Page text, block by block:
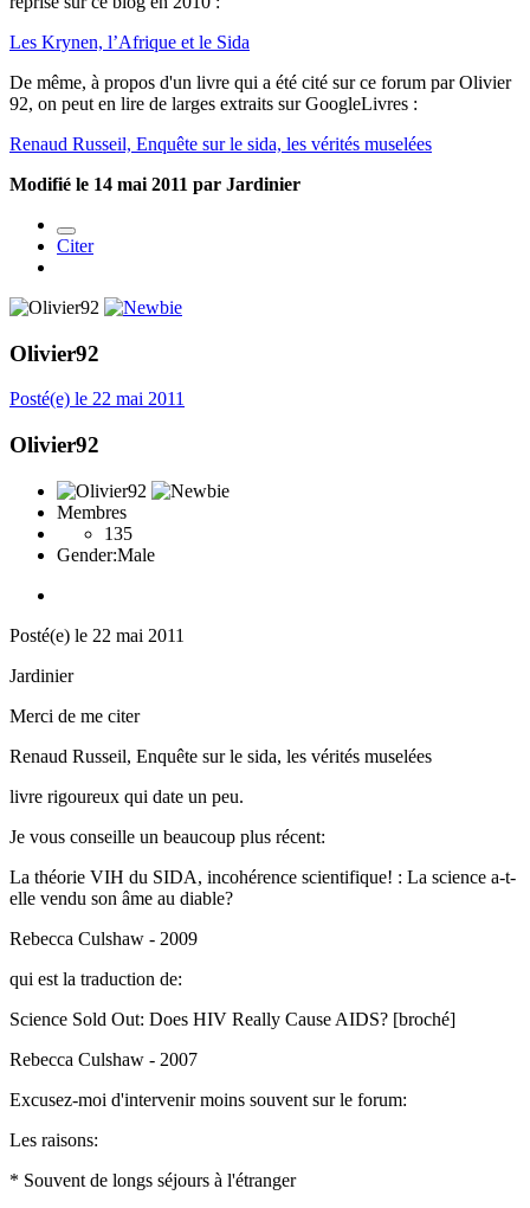
Les Krynen, l’Afrique et le Sida
De même, à propos d'un livre qui a été cité sur ce forum par Olivier
92, on peut en lire de larges extraits sur GoogleLivres :
Renaud Russeil, Enquête sur le sida, les vérités muselées
Modifié le 14 mai 2011 par Jardinier
Citer
Olivier92
Posté(e) le 22 mai 2011
Olivier92
Membres
135
Gender:Male
Posté(e) le 22 mai 2011
Jardinier
Merci de me citer
Renaud Russeil, Enquête sur le sida, les vérités muselées
livre rigoureux qui date un peu.
Je vous conseille un beaucoup plus récent:
La théorie VIH du SIDA, incohérence scientifique! : La science a-t-
elle vendu son âme au diable?
Rebecca Culshaw - 2009
qui est la traduction de:
Science Sold Out: Does HIV Really Cause AIDS? [broché]
Rebecca Culshaw - 2007
Excusez-moi d'intervenir moins souvent sur le forum:
Les raisons:
* Souvent de longs séjours à l'étranger